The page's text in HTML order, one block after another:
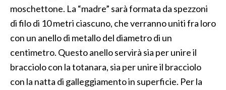
moschettone. La “madre” sarà formata da spezzoni
di filo di 10 metri ciascuno, che verranno uniti fra loro
con un anello di metallo del diametro di un
centimetro. Questo anello servirà sia per unire il
bracciolo con la totanara, sia per unire il bracciolo
con la natta di galleggiamento in superficie. Per la